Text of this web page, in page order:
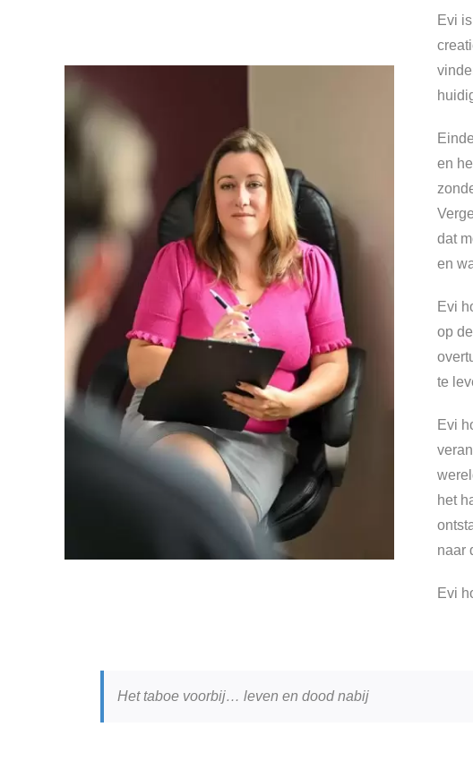
Evi
en
dat
en
Evi
op
te
Evi
het
naar
Evi
Het taboe voorbij… leven en dood nabij